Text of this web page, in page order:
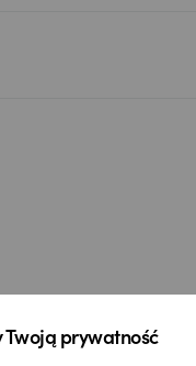
Twoją prywatność